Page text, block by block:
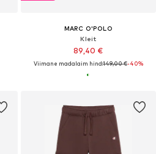
MARC O'POLO
Kleit
89,40 €
Viimane madalaim hind:149,00 €-40%